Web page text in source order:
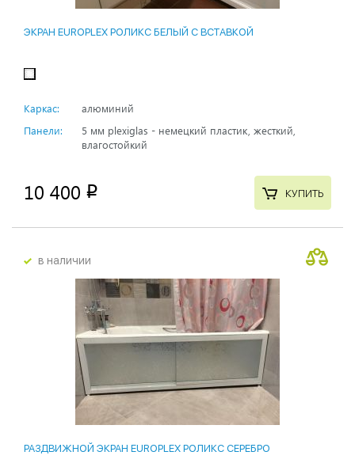
ЭКРАН EUROPLEX РОЛИКС БЕЛЫЙ С ВСТАВКОЙ
Каркас:
алюминий
Панели:
5 мм plexiglas - немецкий пластик, жесткий,
влагостойкий
10 400 p КУПИТЬ
в наличии
РАЗДВИЖНОЙ ЭКРАН EUROPLEX РОЛИКС СЕРЕБРО